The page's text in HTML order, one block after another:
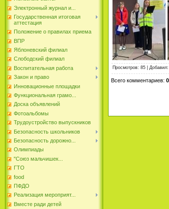
Электронный журнал и...
Государственная итоговая
аттестация
Положение о правилах приема
ВПР
Яблоневский филиал
Слободский филиал
Воспитательная работа
Закон и право
Инновационные площадки
Функциональная грамо...
Доска объявлений
Фотоальбомы
Трудоустройство выпускников
Безопасность школьников
Безопасность дорожно...
Олимпиады
"Союз мальчишек...
ГТО
food
ПФДО
Реализация мероприят...
Вместе ради детей
Просмотров: 85 Добавил:
Всего комментариев: 0